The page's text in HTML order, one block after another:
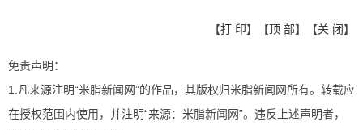
【打 印】【顶 部】【关 闭】
免责声明：
1.凡来源注明“米脂新闻网”的作品，其版权归米脂新闻网所有。转载应
在授权范围内使用，并注明“来源：米脂新闻网”。违反上述声明者，